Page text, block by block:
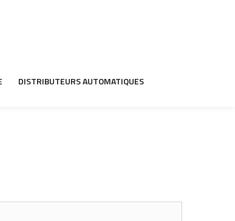
DISTRIBUTEURS AUTOMATIQUES